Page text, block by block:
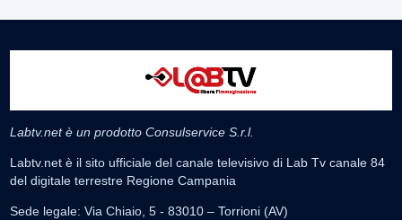
Labtv.net è un prodotto Consulservice S.r.l.
Labtv.net è il sito ufficiale del canale televisivo di Lab Tv canale 84
del digitale terrestre Regione Campania
Sede legale: Via Chiaio, 5 - 83010 – Torrioni (AV)